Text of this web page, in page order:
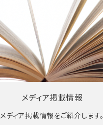
メディア掲載情報
メディア掲載情報をご紹介します。